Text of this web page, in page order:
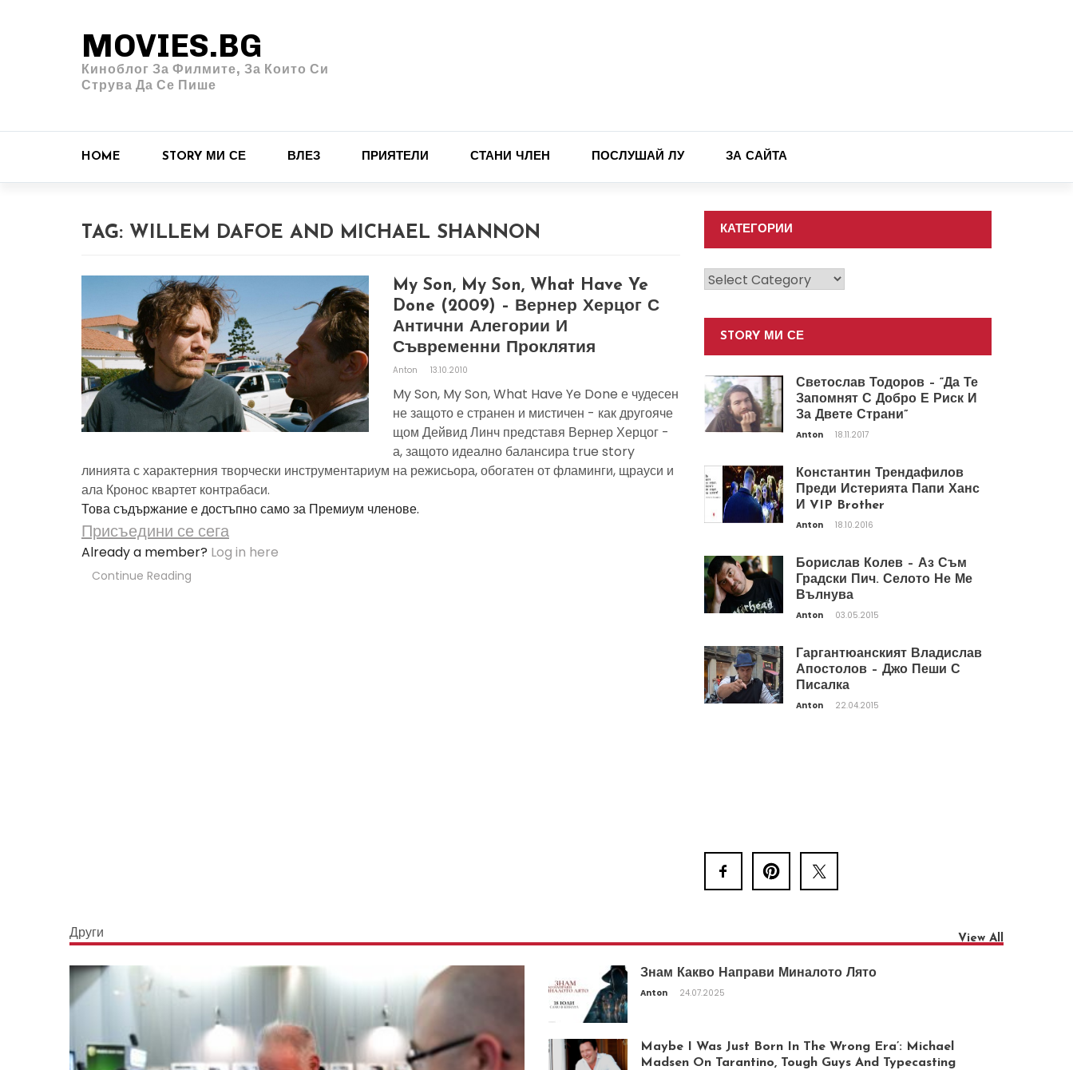
MOVIES.BG
Киноблог За Филмите, За Които Си
Струва Да Се Пише
HOME STORY МИ СЕ ВЛЕЗ ПРИЯТЕЛИ СТАНИ ЧЛЕН ПОСЛУШАЙ ЛУ ЗА САЙТА
TAG: WILLEM DAFOE AND MICHAEL SHANNON
My Son, My Son, What Have Ye
Done (2009) – Вернер Херцог С
Антични Алегории И
Съвременни Проклятия
Anton 13.10.2010
My Son, My Son, What Have Ye Done е чудесен
не защото е странен и мистичен - как другояче
щом Дейвид Линч представя Вернер Херцог -
а, защото идеално балансира true story
линията с характерния творчески инструментариум на режисьора, обогатен от фламинги, щрауси и
ала Кронос квартет контрабаси.
Това съдържание е достъпно само за Премиум членове.
Присъедини се сега
Already a member? Log in here
Continue Reading
КАТЕГОРИИ
Категории
STORY МИ СЕ
Светослав Тодоров – “Да Те
Запомнят С Добро Е Риск И
За Двете Страни”
Anton 18.11.2017
Константин Трендафилов
Преди Истерията Папи Ханс
И VIP Brother
Anton 18.10.2016
Борислав Колев – Аз Съм
Градски Пич. Селото Не Ме
Вълнува
Anton 03.05.2015
Гаргантюанският Владислав
Апостолов – Джо Пеши С
Писалка
Anton 22.04.2015
Други View All
Знам Какво Направи Миналото Лято
Anton 24.07.2025
Maybe I Was Just Born In The Wrong Era’: Michael
Madsen On Tarantino, Tough Guys And Typecasting